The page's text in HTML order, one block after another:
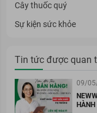
Cây thuốc quý
Sự kiện sức khỏe
Tin tức được quan
09/